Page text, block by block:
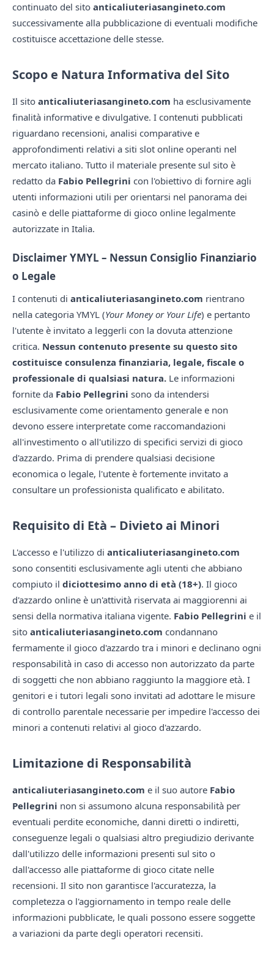
continuato del sito anticaliuteriasangineto.com
successivamente alla pubblicazione di eventuali modifiche
costituisce accettazione delle stesse.
Scopo e Natura Informativa del Sito
Il sito anticaliuteriasangineto.com ha esclusivamente
finalità informative e divulgative. I contenuti pubblicati
riguardano recensioni, analisi comparative e
approfondimenti relativi a siti slot online operanti nel
mercato italiano. Tutto il materiale presente sul sito è
redatto da Fabio Pellegrini con l'obiettivo di fornire agli
utenti informazioni utili per orientarsi nel panorama dei
casinò e delle piattaforme di gioco online legalmente
autorizzate in Italia.
Disclaimer YMYL – Nessun Consiglio Finanziario
o Legale
I contenuti di anticaliuteriasangineto.com rientrano
nella categoria YMYL (Your Money or Your Life) e pertanto
l'utente è invitato a leggerli con la dovuta attenzione
critica. Nessun contenuto presente su questo sito
costituisce consulenza finanziaria, legale, fiscale o
professionale di qualsiasi natura. Le informazioni
fornite da Fabio Pellegrini sono da intendersi
esclusivamente come orientamento generale e non
devono essere interpretate come raccomandazioni
all'investimento o all'utilizzo di specifici servizi di gioco
d'azzardo. Prima di prendere qualsiasi decisione
economica o legale, l'utente è fortemente invitato a
consultare un professionista qualificato e abilitato.
Requisito di Età – Divieto ai Minori
L'accesso e l'utilizzo di anticaliuteriasangineto.com
sono consentiti esclusivamente agli utenti che abbiano
compiuto il diciottesimo anno di età (18+). Il gioco
d'azzardo online è un'attività riservata ai maggiorenni ai
sensi della normativa italiana vigente. Fabio Pellegrini e il
sito anticaliuteriasangineto.com condannano
fermamente il gioco d'azzardo tra i minori e declinano ogni
responsabilità in caso di accesso non autorizzato da parte
di soggetti che non abbiano raggiunto la maggiore età. I
genitori e i tutori legali sono invitati ad adottare le misure
di controllo parentale necessarie per impedire l'accesso dei
minori a contenuti relativi al gioco d'azzardo.
Limitazione di Responsabilità
anticaliuteriasangineto.com e il suo autore Fabio
Pellegrini non si assumono alcuna responsabilità per
eventuali perdite economiche, danni diretti o indiretti,
conseguenze legali o qualsiasi altro pregiudizio derivante
dall'utilizzo delle informazioni presenti sul sito o
dall'accesso alle piattaforme di gioco citate nelle
recensioni. Il sito non garantisce l'accuratezza, la
completezza o l'aggiornamento in tempo reale delle
informazioni pubblicate, le quali possono essere soggette
a variazioni da parte degli operatori recensiti.